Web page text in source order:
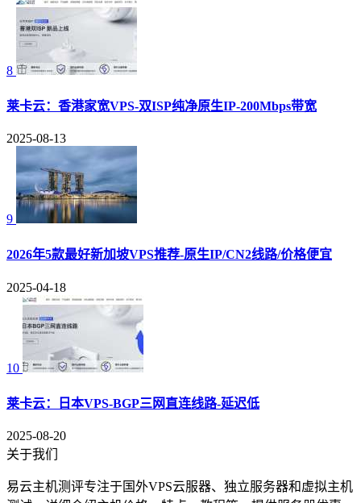
8
莱卡云：香港家宽VPS-双ISP纯净原生IP-200Mbps带宽
2025-08-13
9
2026年5款最好新加坡VPS推荐-原生IP/CN2线路/价格便宜
2025-04-18
10
莱卡云：日本VPS-BGP三网直连线路-延迟低
2025-08-20
关于我们
易云主机测评专注于国外VPS云服器、独立服务器和虚拟主机